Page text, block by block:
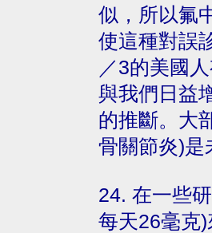
似，所以氟
使這種對誤
／3的美國
與我們日益
的推斷。大
骨關節炎)是
24. 在一些
每天26毫克